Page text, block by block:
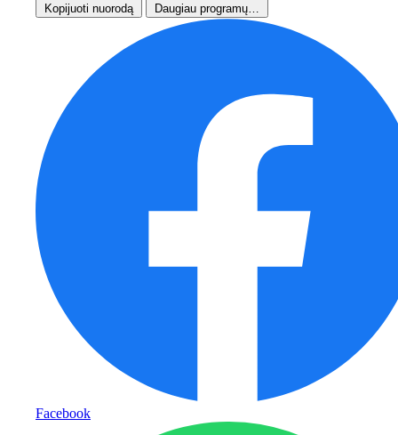
Kopijuoti nuorodą Daugiau programų…
Facebook